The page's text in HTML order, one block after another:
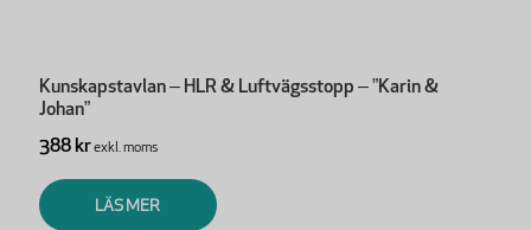
Kunskapstavlan – HLR & Luftvägsstopp – ”Karin &
Johan”
388 krexkl. moms
LÄS MER